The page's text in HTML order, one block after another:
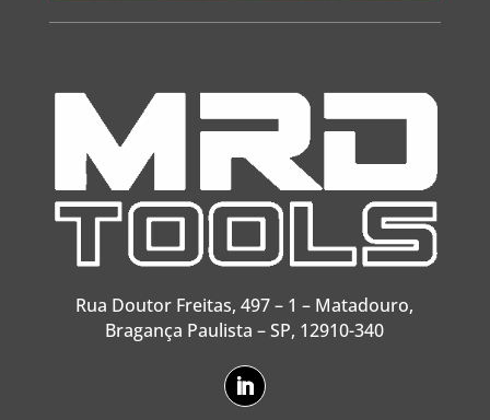
Rua Doutor Freitas, 497 – 1 – Matadouro,
Bragança Paulista – SP, 12910-340